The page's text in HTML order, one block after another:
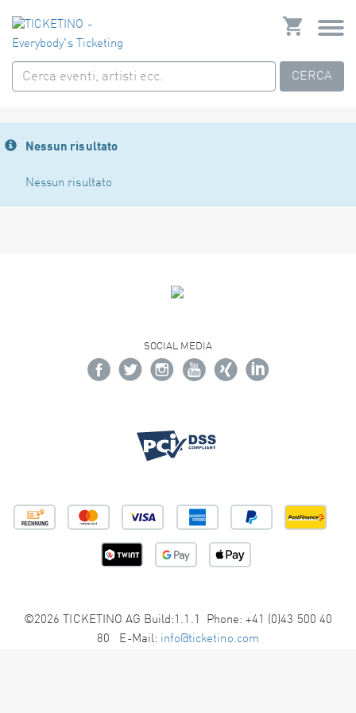
CERCA
Nessun risultato
Nessun risultato
SOCIAL MEDIA
©2026 TICKETINO AG Build:1.1.1 Phone: +41 (0)43 500 40
80 E-Mail: info@ticketino.com